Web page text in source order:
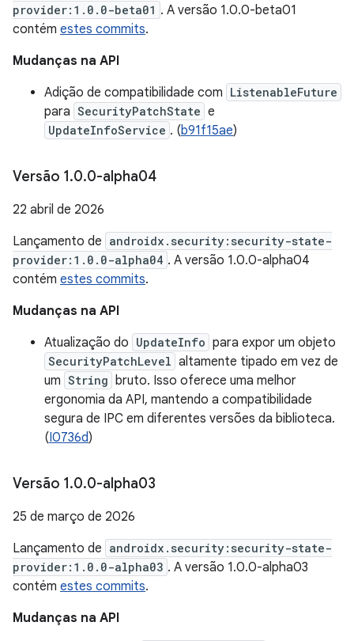
provider:1.0.0-beta01 . A versão 1.0.0-beta01
contém estes commits.
Mudanças na API
Adição de compatibilidade com ListenableFuture
para SecurityPatchState e
UpdateInfoService . (b91f15ae)
Versão 1.0.0-alpha04
22 abril de 2026
Lançamento de androidx.security:security-state-
provider:1.0.0-alpha04 . A versão 1.0.0-alpha04
contém estes commits.
Mudanças na API
Atualização do UpdateInfo para expor um objeto
SecurityPatchLevel altamente tipado em vez de
um String bruto. Isso oferece uma melhor
ergonomia da API, mantendo a compatibilidade
segura de IPC em diferentes versões da biblioteca.
(I0736d)
Versão 1.0.0-alpha03
25 de março de 2026
Lançamento de androidx.security:security-state-
provider:1.0.0-alpha03 . A versão 1.0.0-alpha03
contém estes commits.
Mudanças na API